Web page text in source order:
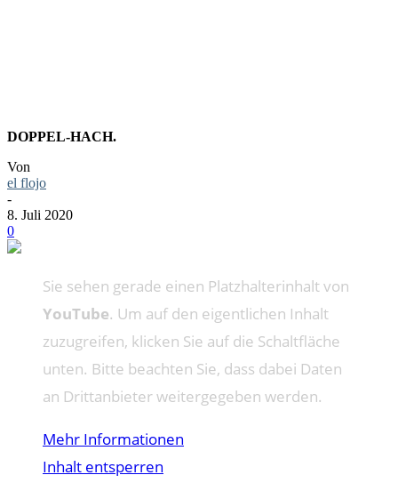
DOPPEL-HACH.
Von
el flojo
-
8. Juli 2020
0
Sie sehen gerade einen Platzhalterinhalt von
YouTube. Um auf den eigentlichen Inhalt
zuzugreifen, klicken Sie auf die Schaltfläche
unten. Bitte beachten Sie, dass dabei Daten
an Drittanbieter weitergegeben werden.
Mehr Informationen
Inhalt entsperren